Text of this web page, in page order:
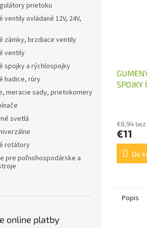
prietoku
ventily ovládané 12V, 24V,
zámky, brzdiace ventily
ventily
spojky a rýchlospojky
hadice, rúry
meracie sady, prietokomery
svetlá
rotátory
pre poľnohospodárske a
online platby
SPOJKY
€8,94 bez
€11
Do
Popis